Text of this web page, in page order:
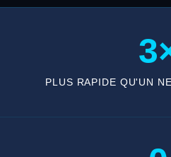
PLUS RAPIDE QU'UN